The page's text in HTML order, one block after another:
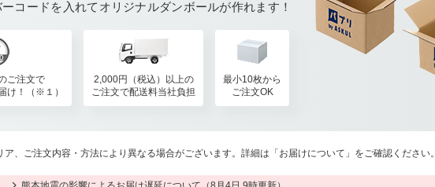
コードを入れてオリジナルダンボールが作れます！
ご注文で
け！（※１）
2,000円（税込）以上の
ご注文で配送料当社負担
最小10枚から
ご注文OK
ア、ご注文内容・方法により異なる場合がございます。詳細は「お届けについて」をご確認ください。